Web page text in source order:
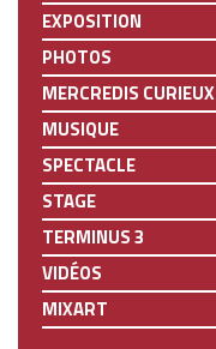
EXPOSITION
PHOTOS
MERCREDIS CURIEUX
MUSIQUE
SPECTACLE
STAGE
TERMINUS 3
VIDÉOS
MIXART